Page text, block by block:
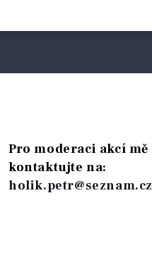
Pro moderaci akcí mě
kontaktujte na:
holik.petr@seznam.cz